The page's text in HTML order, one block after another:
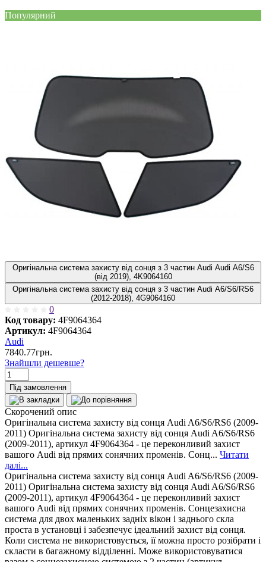
Популярний
Оригінальна система захисту від сонця з 3 частин Audi Audi A6/S6
(від 2019), 4K9064160
Оригінальна система захисту від сонця з 3 частин Audi A6/S6/RS6
(2012-2018), 4G9064160
0
Код товару: 4F9064364
Артикул: 4F9064364
Audi
7840.77грн.
Знайшли дешевше?
Під замовлення
Скорочений опис
Оригінальна система захисту від сонця Audi A6/S6/RS6 (2009-
2011) Оригінальна система захисту від сонця Audi A6/S6/RS6
(2009-2011), артикул 4F9064364 - це переконливий захист
вашого Audi від прямих сонячних променів. Сонц... Читати
далі...
Оригінальна система захисту від сонця Audi A6/S6/RS6 (2009-
2011) Оригінальна система захисту від сонця Audi A6/S6/RS6
(2009-2011), артикул 4F9064364 - це переконливий захист
вашого Audi від прямих сонячних променів. Сонцезахисна
система для двох маленьких задніх вікон і заднього скла
проста в установці і забезпечує ідеальний захист від сонця.
Коли система не використовується, її можна просто розібрати і
скласти в багажному відділенні. Може використовуватися